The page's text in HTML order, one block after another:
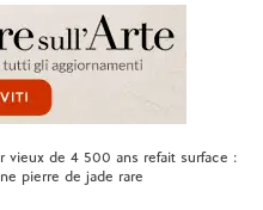
vieux de 4 500 ans refait surface :
pierre de jade rare